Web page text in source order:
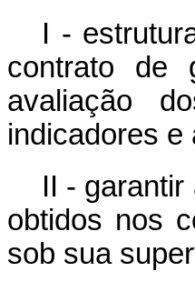
I -
contrato de
avaliação
indicadores e
II -
obtidos nos
sob sua